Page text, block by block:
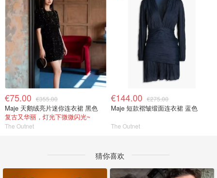
€75.00 €355.00
Maje 天鹅绒亮片迷你连衣裙 黑色
复古又华丽，灯光下微微闪光~
The Outnet
€144.00 €275.00
Maje 短款褶皱缎面连衣裙 蓝色
The Outnet
猜你喜欢